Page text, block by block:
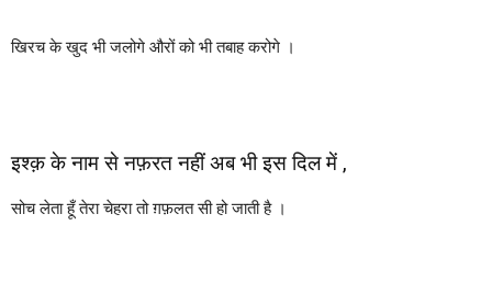
खिरच के खुद भी जलोगे औरों को भी तबाह करोगे ।
इश्क़ के नाम से नफ़रत नहीं अब भी इस दिल में ,
सोच लेता हूँ तेरा चेहरा तो ग़फ़लत सी हो जाती है ।